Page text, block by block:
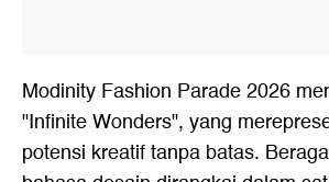
Modinity Fashion Parade 2026
"Infinite Wonders", yang
potensi kreatif tanpa batas.